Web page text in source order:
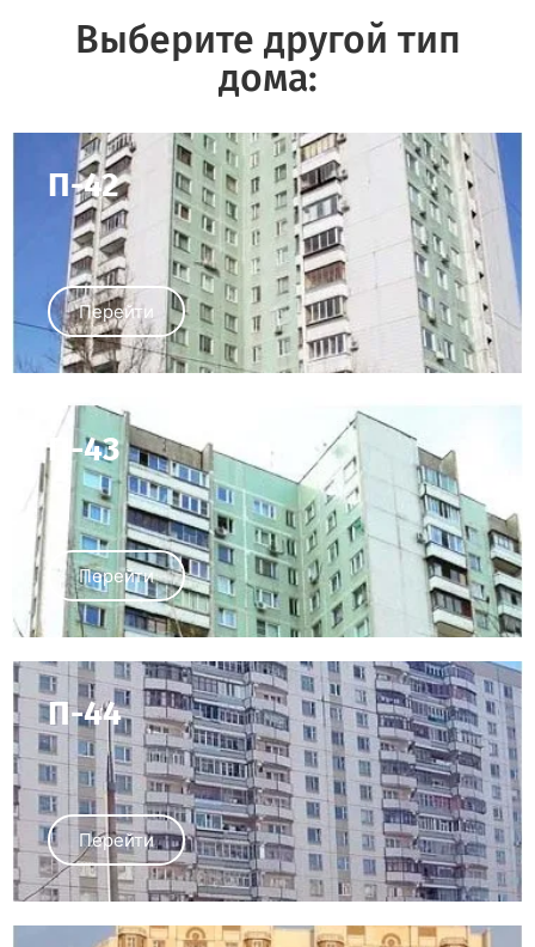
Выберите другой тип
дома:
П-42
Перейти
П-43
Перейти
П-44
Перейти